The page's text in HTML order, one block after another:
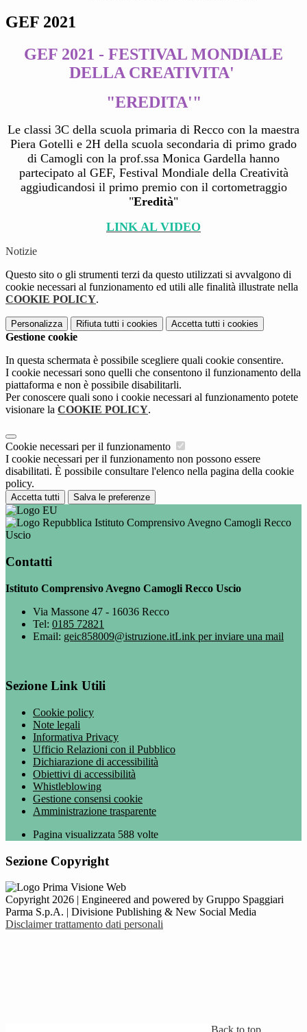
GEF 2021
GEF 2021 - FESTIVAL MONDIALE
DELLA CREATIVITA'
"EREDITA'"
Le classi 3C della scuola primaria di Recco con la maestra
Piera Gotelli e 2H della scuola secondaria di primo grado
di Camogli con la prof.ssa Monica Gardella hanno
partecipato al GEF, Festival Mondiale della Creatività
aggiudicandosi il primo premio con il cortometraggio
"Eredità"
LINK AL VIDEO
Notizie
Questo sito o gli strumenti terzi da questo utilizzati si avvalgono di
cookie necessari al funzionamento ed utili alle finalità illustrate nella
COOKIE POLICY.
Personalizza Rifiuta tutti i cookies Accetta tutti i cookies
Gestione cookie
In questa schermata è possibile scegliere quali cookie consentire.
I cookie necessari sono quelli che consentono il funzionamento della
piattaforma e non è possibile disabilitarli.
Per conoscere quali sono i cookie necessari al funzionamento potete
visionare la COOKIE POLICY.
Cookie necessari per il funzionamento
I cookie necessari per il funzionamento non possono essere
disabilitati. È possibile consultare l'elenco nella pagina della cookie
policy.
Accetta tutti Salva le preferenze
Istituto Comprensivo Avegno Camogli Recco
Uscio
Contatti
Istituto Comprensivo Avegno Camogli Recco Uscio
Via Massone 47 - 16036 Recco
Tel: 0185 72821
Email: geic858009@istruzione.itLink per inviare una mail
Sezione Link Utili
Cookie policy
Note legali
Informativa Privacy
Ufficio Relazioni con il Pubblico
Dichiarazione di accessibilità
Obiettivi di accessibilità
Whistleblowing
Gestione consensi cookie
Amministrazione trasparente
Pagina visualizzata 588 volte
Sezione Copyright
Copyright 2026 | Engineered and powered by Gruppo Spaggiari
Parma S.p.A. | Divisione Publishing & New Social Media
Disclaimer trattamento dati personali